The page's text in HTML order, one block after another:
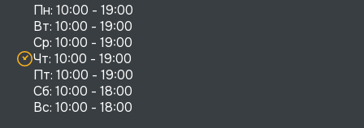
Пн: 10:00 - 19:00
Вт: 10:00 - 19:00
Ср: 10:00 - 19:00
Чт: 10:00 - 19:00
Пт: 10:00 - 19:00
Сб: 10:00 - 18:00